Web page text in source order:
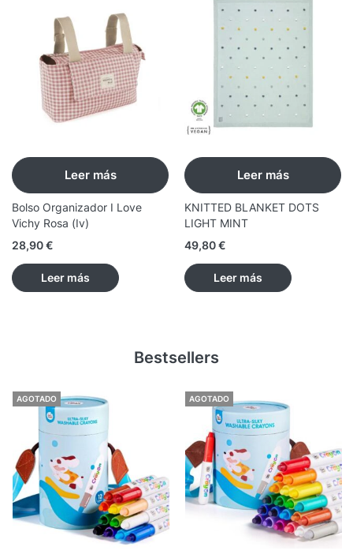
Leer más
Bolso Organizador I Love
Vichy Rosa (Iv)
28,90€
Leer más
Leer más
KNITTED BLANKET DOTS
LIGHT MINT
49,80€
Leer más
Bestsellers
AGOTADO AGOTADO